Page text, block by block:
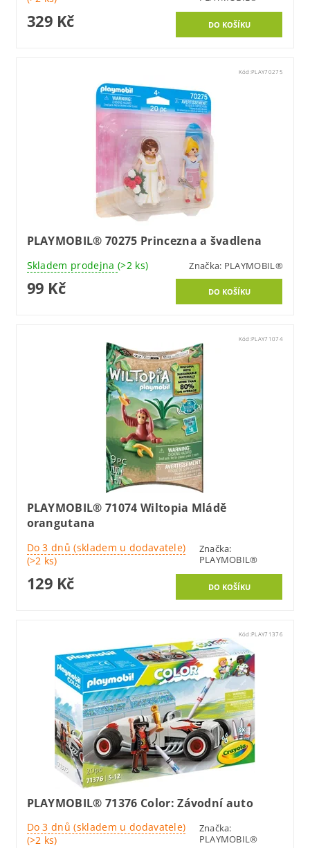
329 Kč
Kód:PLAY70275
PLAYMOBIL® 70275 Princezna a švadlena
Skladem prodejna (>2 ks) Značka: PLAYMOBIL®
99 Kč
Kód:PLAY71074
PLAYMOBIL® 71074 Wiltopia Mládě
orangutana
Do 3 dnů (skladem u dodavatele)
(>2 ks)
Značka:
PLAYMOBIL®
129 Kč
Kód:PLAY71376
PLAYMOBIL® 71376 Color: Závodní auto
Do 3 dnů (skladem u dodavatele)
(>2 ks)
Značka:
PLAYMOBIL®